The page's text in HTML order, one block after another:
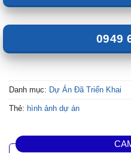
0949
Danh mục: Dự Án Đã Triển Khai
Thẻ: hình ảnh dự án